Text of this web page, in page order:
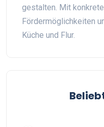
gestalten. Mit
Fördermöglichkeiten
Küche und Flur.